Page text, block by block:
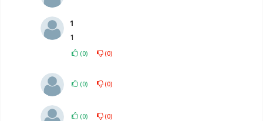
1
1
(0) (0)
(0) (0)
(0) (0)